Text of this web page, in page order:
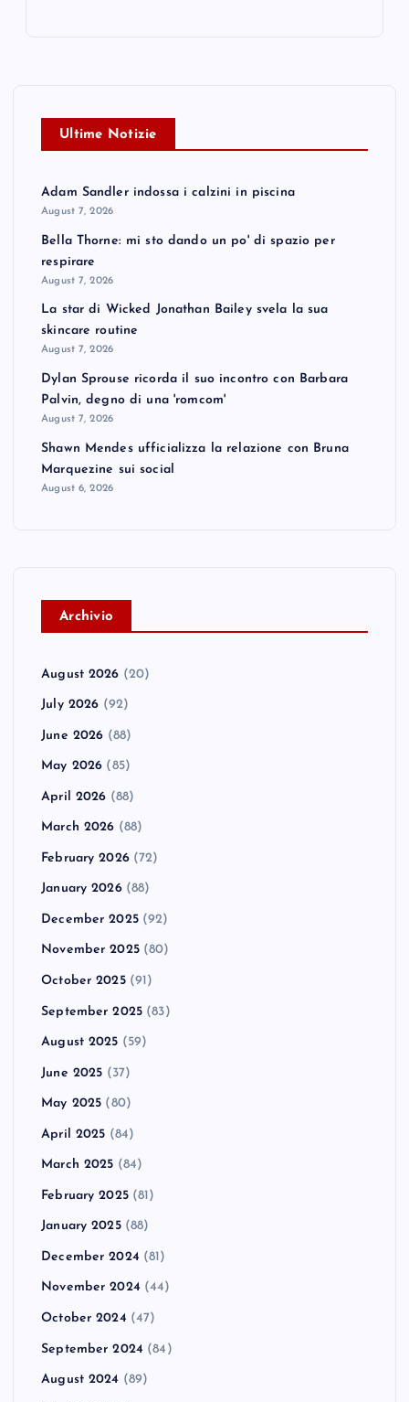
Ultime Notizie
Adam Sandler indossa i calzini in piscina
August 7, 2026
Bella Thorne: mi sto dando un po' di spazio per
respirare
August 7, 2026
La star di Wicked Jonathan Bailey svela la sua
skincare routine
August 7, 2026
Dylan Sprouse ricorda il suo incontro con Barbara
Palvin, degno di una 'romcom'
August 7, 2026
Shawn Mendes ufficializza la relazione con Bruna
Marquezine sui social
August 6, 2026
Archivio
August 2026 (20)
July 2026 (92)
June 2026 (88)
May 2026 (85)
April 2026 (88)
March 2026 (88)
February 2026(72)
January 2026(88)
December 2025(92)
November 2025(80)
October 2025(91)
September 2025 (83)
August 2025 (59)
June 2025 (37)
May 2025 (80)
April 2025 (84)
March 2025 (84)
February 2025(81)
January 2025(88)
December 2024 (81)
November 2024 (44)
October 2024 (47)
September 2024 (84)
August 2024 (89)